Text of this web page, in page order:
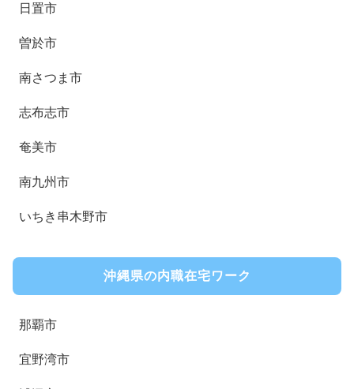
日置市
曽於市
南さつま市
志布志市
奄美市
南九州市
いちき串木野市
沖縄県の内職在宅ワーク
那覇市
宜野湾市